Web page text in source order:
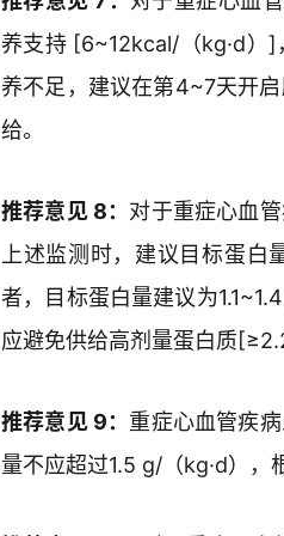
养支持 [6~12kcal/（kg·d）
养不足，建议在第4~7天开
给。
推荐意见 8： 对于重症心血
上述监测时，建议目标蛋
者，目标蛋白量建议为
应避免供给高剂量蛋白质
推荐意见 9： 重症心血管疾
量不应超过1.5 g/（kg·d），